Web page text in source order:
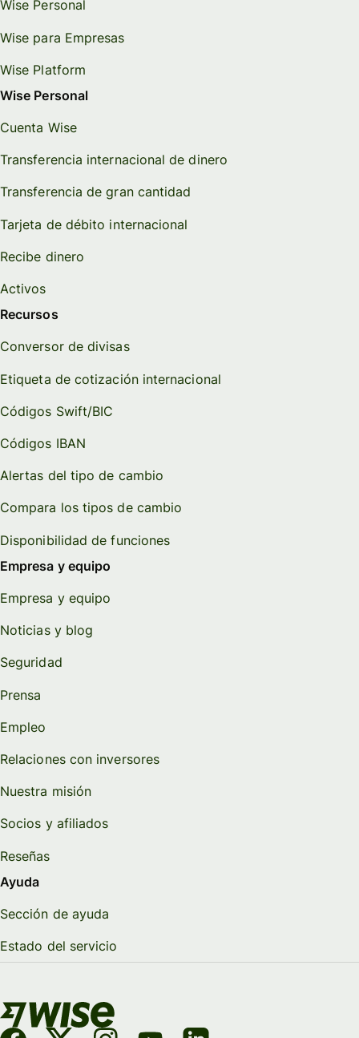
Wise Personal
Wise para Empresas
Wise Platform
Wise Personal
Cuenta Wise
Transferencia internacional de dinero
Transferencia de gran cantidad
Tarjeta de débito internacional
Recibe dinero
Activos
Recursos
Conversor de divisas
Etiqueta de cotización internacional
Códigos Swift/BIC
Códigos IBAN
Alertas del tipo de cambio
Compara los tipos de cambio
Disponibilidad de funciones
Empresa y equipo
Empresa y equipo
Noticias y blog
Seguridad
Prensa
Empleo
Relaciones con inversores
Nuestra misión
Socios y afiliados
Reseñas
Ayuda
Sección de ayuda
Estado del servicio